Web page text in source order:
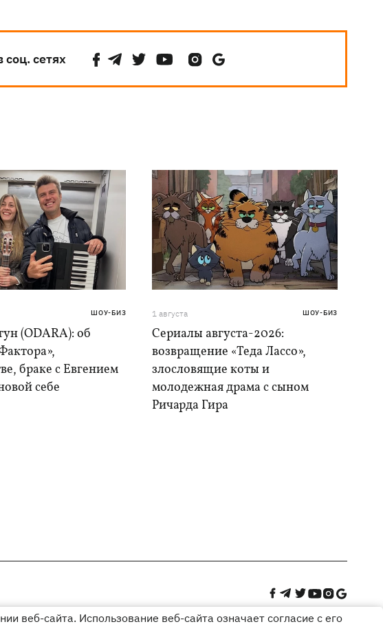
сетях
ШОУ-БИЗ
(ODARA): об
браке с Евгением
себе
1 августа ШОУ-БИЗ
Сериалы августа-2026:
возвращение «Теда Лассо»,
злословящие коты и
молодежная драма с сыном
Ричарда Гира
веб-сайта. Использование веб-сайта означает согласие с его